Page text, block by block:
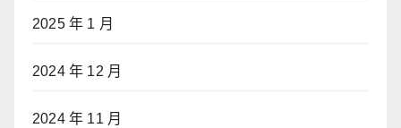
2025 年 1 月
2024 年 12 月
2024 年 11 月